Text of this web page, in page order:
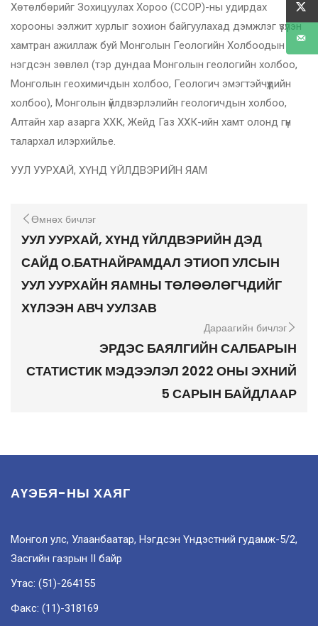
Хөтөлбөрийг Зохицуулах Хороо (CCOP)-ны удирдах
хорооны ээлжит хурлыг зохион байгуулахад дэмжлэг үзүүлэн
хамтран ажиллаж буй Монголын Геологийн Холбоодын
нэгдсэн зөвлөл (тэр дундаа Монголын геологийн холбоо,
Монголын геохимичдын холбоо, Геологич эмэгтэйчүүдийн
холбоо), Монголын үйлдвэрлэлийн геологичдын холбоо,
Алтайн хар азарга ХХК, Жейд Газ ХХК-ийн хамт олонд гүн
талархал илэрхийлье.
УУЛ УУРХАЙ, ХҮНД ҮЙЛДВЭРИЙН ЯАМ
Өмнөх бичлэг
УУЛ УУРХАЙ, ХҮНД ҮЙЛДВЭРИЙН ДЭД
САЙД О.БАТНАЙРАМДАЛ ЭТИОП УЛСЫН
УУЛ УУРХАЙН ЯАМНЫ ТӨЛӨӨЛӨГЧДИЙГ
ХҮЛЭЭН АВЧ УУЛЗАВ
Дараагийн бичлэг
ЭРДЭС БАЯЛГИЙН САЛБАРЫН
СТАТИСТИК МЭДЭЭЛЭЛ 2022 ОНЫ ЭХНИЙ
5 САРЫН БАЙДЛААР
АҮЭБЯ-НЫ ХАЯГ
Монгол улс, Улаанбаатар, Нэгдсэн Үндэстний гудамж-5/2,
Засгийн газрын II байр
Утас: (51)-264155
Факс: (11)-318169